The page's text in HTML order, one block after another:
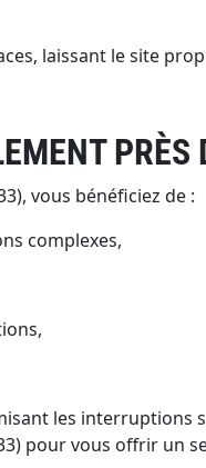
laissant le site
vous bénéficiez de :
complexes,
les interruptions
pour vous offrir un